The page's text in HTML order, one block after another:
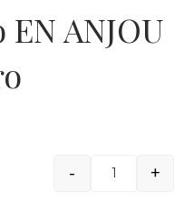
ANJOU
- +